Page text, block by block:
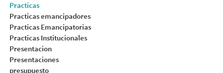
Practicas
Practicas emancipadores
Practicas Emancipatorias
Practicas Institucionales
Presentacion
Presentaciones
presupuesto